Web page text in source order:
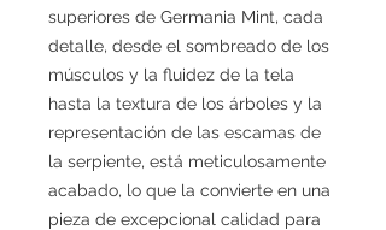
superiores de Germania Mint, cada
detalle, desde el sombreado de los
músculos y la fluidez de la tela
hasta la textura de los árboles y la
representación de las escamas de
la serpiente, está meticulosamente
acabado, lo que la convierte en una
pieza de excepcional calidad para